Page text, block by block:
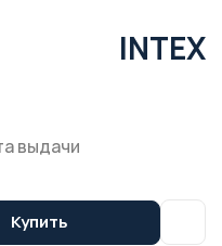
INTEX
выдачи
Купить